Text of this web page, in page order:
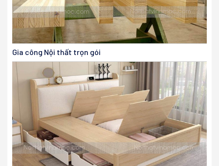
Gia công Nội thất trọn gói